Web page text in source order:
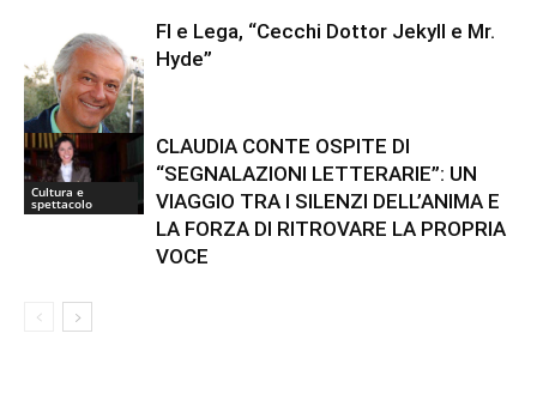
Marino
FI e Lega, “Cecchi Dottor Jekyll e Mr.
Hyde”
Cultura e
spettacolo
CLAUDIA CONTE OSPITE DI
“SEGNALAZIONI LETTERARIE”: UN
VIAGGIO TRA I SILENZI DELL’ANIMA E
LA FORZA DI RITROVARE LA PROPRIA
VOCE